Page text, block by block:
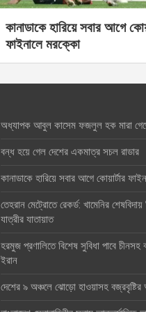
কানাডাকে হারিয়ে সবার আগে
ফাইনালে মরক্কো
অধ্যাপক আবুল কাসেম ফজলুল হক মারা
বন্ধ হয়ে গেল দেশের একমাত্র সচল রাডার
কানাডাকে হারিয়ে সবার আগে কোয়ার্টার
তেহরান মেট্রোতে রেকর্ড: খামেনির
যাত্রীর যাতায়াত
হরমুজ প্রণালিতে বিশেষ সুবিধা পাবে
ইরান
দেশের ৯ অঞ্চলে ঝোড়ো হাওয়াসহ